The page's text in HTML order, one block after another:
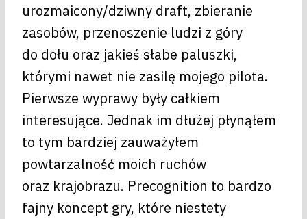
urozmaicony/dziwny draft, zbieranie
zasobów, przenoszenie ludzi z góry
do dołu oraz jakieś słabe paluszki,
którymi nawet nie zasilę mojego pilota.
Pierwsze wyprawy były całkiem
interesujące. Jednak im dłużej płynąłem
to tym bardziej zauważyłem
powtarzalność moich ruchów
oraz krajobrazu. Precognition to bardzo
fajny koncept gry, które niestety